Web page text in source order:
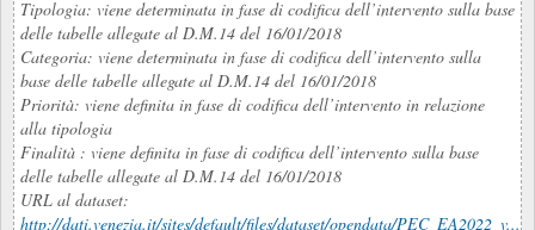
Tipologia: viene determinata in fase di codifica dell’intervento sulla base
delle tabelle allegate al D.M.14 del 16/01/2018
Categoria: viene determinata in fase di codifica dell’intervento sulla
base delle tabelle allegate al D.M.14 del 16/01/2018
Priorità: viene definita in fase di codifica dell’intervento in relazione
alla tipologia
Finalità : viene definita in fase di codifica dell’intervento sulla base
delle tabelle allegate al D.M.14 del 16/01/2018
URL al dataset:
http://dati.venezia.it/sites/default/files/dataset/opendata/PEC_EA2022_v...